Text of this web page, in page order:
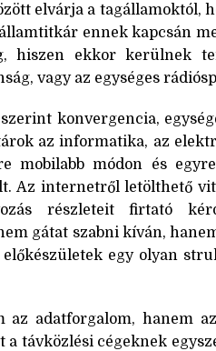
elvárja a tagállamoktól,
ennek kapcsán
hiszen ekkor kerülnek
vagy az egységes
konvergencia,
az informatika, az
mobilabb módon és
Az internetről letölthető
részleteit firtató
gátat szabni kíván,
egy olyan
az adatforgalom, hanem
a távközlési cégeknek